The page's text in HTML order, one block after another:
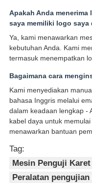
Apakah Anda
saya memiliki logo saya
Ya, kami menawarkan
kebutuhan Anda. Kami
termasuk menempatkan
Bagaimana cara
Kami menyediakan
bahasa Inggris melalui
dalam keadaan lengkap -
kabel daya untuk
menawarkan bantuan
Tag:
Mesin Penguji Karet
Peralatan